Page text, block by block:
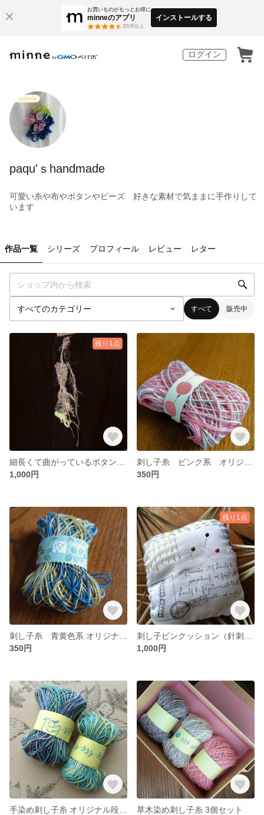
お買いものがもっとお得に
minneのアプリ
3万件以上
インストールする
ログイン
paqu'ｓhandmade
可愛い糸や布やボタンやビーズ 好きな素材で気ままに手作りして
います
作品一覧 シリーズ プロフィール レビュー レター
すべて 販売中
残り1点
1,000円
350円
350円
残り1点
1,000円
草木染め刺し子糸 3個セット